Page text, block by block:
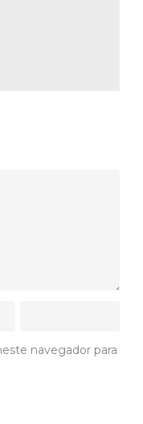
navegador para